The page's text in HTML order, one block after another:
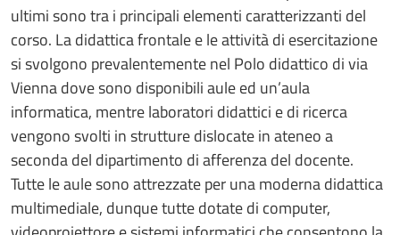
ultimi sono tra i principali elementi caratterizzanti del
corso. La didattica frontale e le attività di esercitazione
si svolgono prevalentemente nel Polo didattico di via
Vienna dove sono disponibili aule ed un’aula
informatica, mentre laboratori didattici e di ricerca
vengono svolti in strutture dislocate in ateneo a
seconda del dipartimento di afferenza del docente.
Tutte le aule sono attrezzate per una moderna didattica
multimediale, dunque tutte dotate di computer,